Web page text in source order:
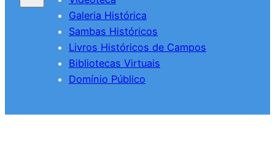
Galeria Histórica
Sambas Históricos
Livros Históricos de Campos
Bibliotecas Virtuais
Domínio Público